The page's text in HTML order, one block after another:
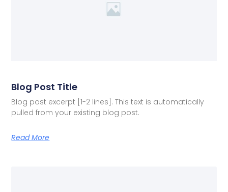
Blog Post Title
Blog post excerpt [1-2 lines]. This text is automatically
pulled from your existing blog post.
Read More